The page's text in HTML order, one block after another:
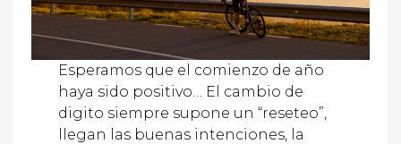
Esperamos que el comienzo de año
haya sido positivo… El cambio de
digito siempre supone un “reseteo”,
llegan las buenas intenciones, la